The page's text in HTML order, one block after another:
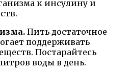
к инсулину и
Пить достаточное
поддерживать
Постарайтесь
воды в день.